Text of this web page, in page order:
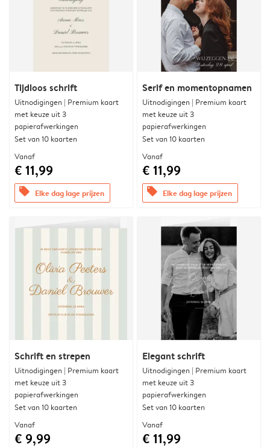
Tijdloos schrift
Uitnodigingen | Premium kaart
met keuze uit 3
papierafwerkingen
Set van 10 kaarten
Vanaf
€ 11,99
offers Elke dag lage prijzen
Serif en momentopnamen
Uitnodigingen | Premium kaart
met keuze uit 3
papierafwerkingen
Set van 10 kaarten
Vanaf
€ 11,99
offers Elke dag lage prijzen
Schrift en strepen
Uitnodigingen | Premium kaart
met keuze uit 3
papierafwerkingen
Set van 10 kaarten
Vanaf
€ 9,99
Elegant schrift
Uitnodigingen | Premium kaart
met keuze uit 3
papierafwerkingen
Set van 10 kaarten
Vanaf
€ 11,99